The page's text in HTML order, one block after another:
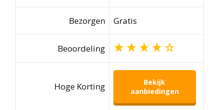
Bezorgen Gratis
Beoordeling
Hoge Korting
Bekijk
aanbiedingen